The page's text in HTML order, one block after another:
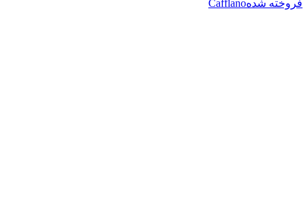
فروخته شدهCafflano